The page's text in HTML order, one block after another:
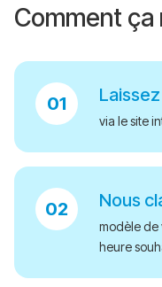
Comment ça
via le site
Nous
modèle de
heure